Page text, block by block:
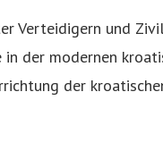
Verteidigern und
der modernen
der